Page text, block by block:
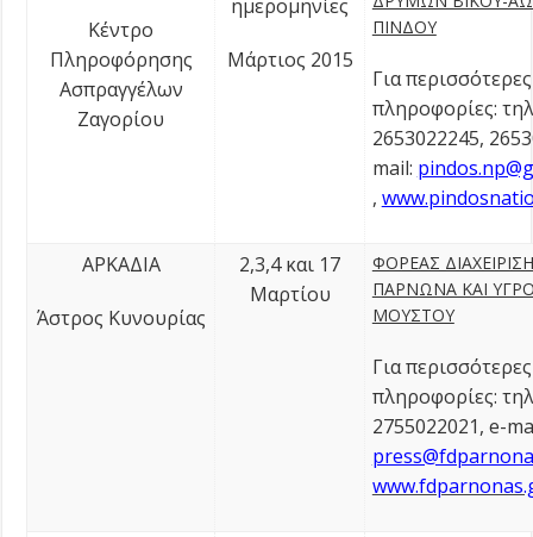
Κέντρο
Πληροφόρησης
Ασπραγγέλων
Ζαγορίου
ημερομηνίες
Μάρτιος 2015
ΠΙΝΔΟΥ
Για περισσότερες
πληροφορίες:
2653022245,
mail:
,
ΑΡΚΑΔΙΑ
Άστρος Κυνουρίας
2,3,4 και 17
Μαρτίου
ΦΟΡΕΑΣ
ΠΑΡΝΩΝΑ ΚΑΙ
ΜΟΥΣΤΟΥ
Για περισσότερες
πληροφορίες:
2755022021, e-